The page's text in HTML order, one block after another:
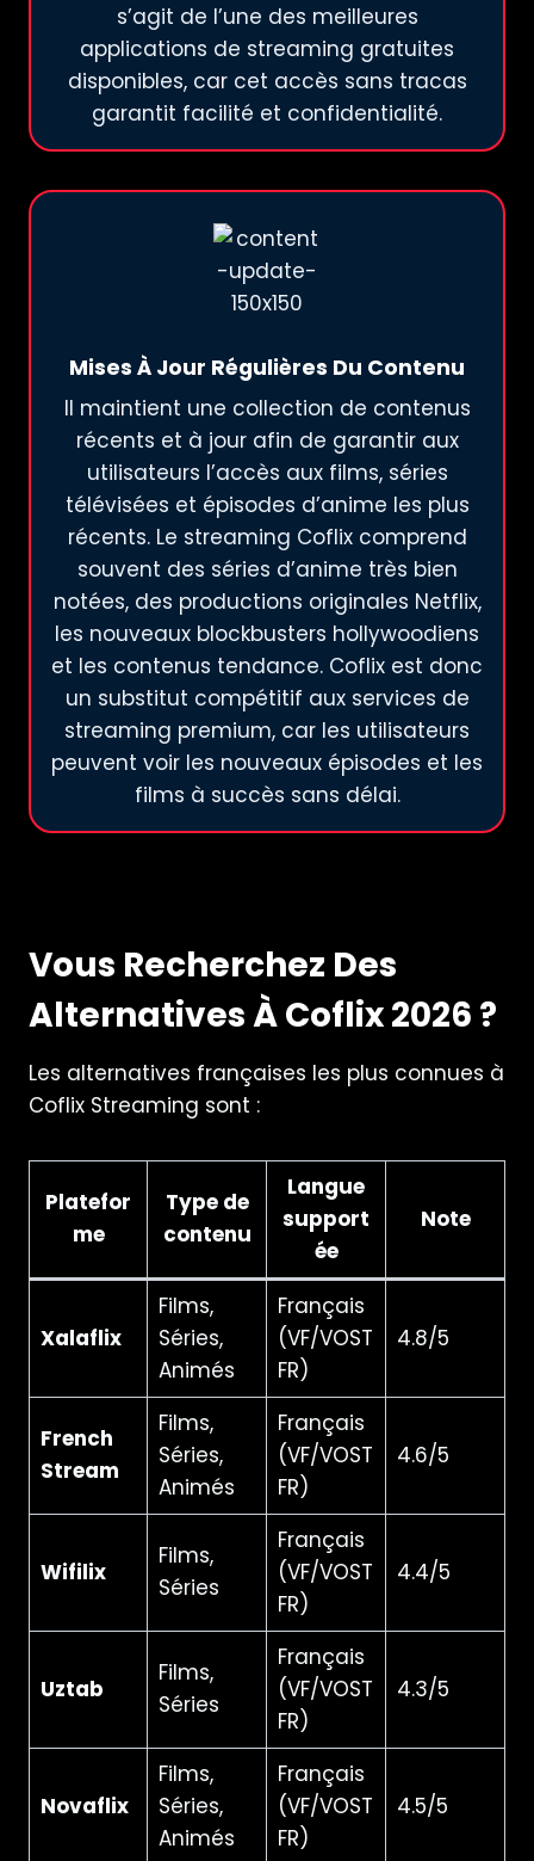
s’agit de l’une des meilleures
applications de streaming gratuites
disponibles, car cet accès sans tracas
garantit facilité et confidentialité.
Mises À Jour Régulières Du Contenu
Il maintient une collection de contenus
récents et à jour afin de garantir aux
utilisateurs l’accès aux films, séries
télévisées et épisodes d’anime les plus
récents. Le streaming Coflix comprend
souvent des séries d’anime très bien
notées, des productions originales Netflix,
les nouveaux blockbusters hollywoodiens
et les contenus tendance. Coflix est donc
un substitut compétitif aux services de
streaming premium, car les utilisateurs
peuvent voir les nouveaux épisodes et les
films à succès sans délai.
Vous Recherchez Des
Alternatives À Coflix 2026 ?
Les alternatives françaises les plus connues à
Coflix Streaming sont :
Platefor
me
Type de
contenu
Langue
support
ée
Note
Xalaflix
Films,
Séries,
Animés
Français
(VF/VOST
FR)
4.8/5
French
Stream
Films,
Séries,
Animés
Français
(VF/VOST
FR)
4.6/5
Wifilix
Films,
Séries
Français
(VF/VOST
FR)
4.4/5
Uztab
Films,
Séries
Français
(VF/VOST
FR)
4.3/5
Novaflix
Films,
Séries,
Animés
Français
(VF/VOST
FR)
4.5/5